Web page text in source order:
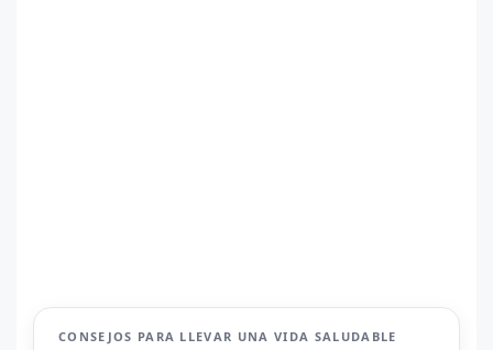
CONSEJOS PARA LLEVAR UNA VIDA SALUDABLE